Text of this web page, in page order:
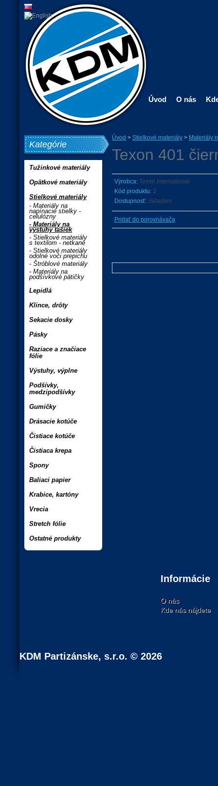
Úvod O nás
Kategórie
Tužinkové materiály
Opätkové materiály
Stielkové materiály
- Materiály na
napínacie stielky -
celulózny
- Materiály na
výstuhy tašiek
- Stielkové materiály
s textilom - netkané
- Stielkové materiály
odolné voči prepichu
- Štróblové materiály
- Materiály na
podšívkové pätičky
Lepidlá
Klince, drôty
Sekacie dosky
Pásky
Raziace a značiace
fólie
Výstuhy, výplne
Podšívky,
medzipodšívky
Gumičky
Drásacie kotúče
Čistiace kotúče
Čistiaca krepa
Spony
Baliaci papier
Krabice, kartóny
Vrecia
Stretch fólie
Ostatné produkty
Úvod > Stielkové materiály > Materiály
Texon 401
Výrobca: Texon International
Kód produktu: 3
Dostupnosť: Skladom
Pridať do porovnávača
Informácie
O nás
Kde nás nájdete
KDM Partizánske, s.r.o. © 2026